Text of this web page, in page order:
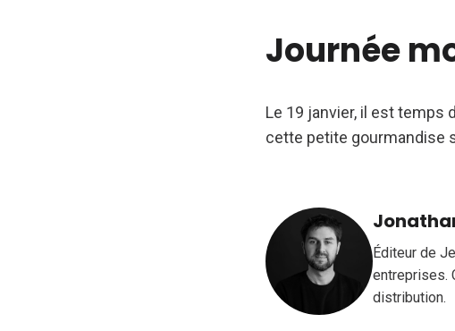
Journée
Le 19 janvier, il est temps
cette petite gourmandise
Éditeur de
entreprises.
distribution.